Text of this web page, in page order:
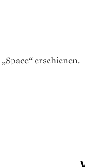
„Space“ erschienen.